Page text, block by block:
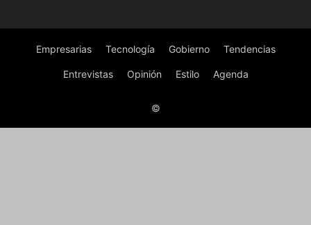
Empresarias Tecnología Gobierno Tendencias
Entrevistas Opinión Estilo Agenda
©